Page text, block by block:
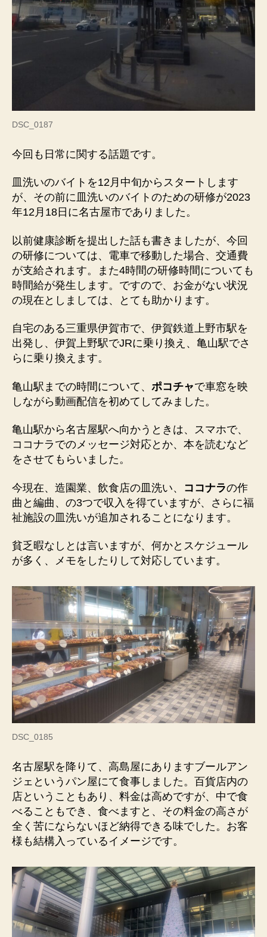
DSC_0187
今回も日常に関する話題です。
皿洗いのバイトを12月中旬からスタートします
が、その前に皿洗いのバイトのための研修が2023
年12月18日に名古屋市でありました。
以前健康診断を提出した話も書きましたが、今回
の研修については、電車で移動した場合、交通費
が支給されます。また4時間の研修時間についても
時間給が発生します。ですので、お金がない状況
の現在としましては、とても助かります。
自宅のある三重県伊賀市で、伊賀鉄道上野市駅を
出発し、伊賀上野駅でJRに乗り換え、亀山駅でさ
らに乗り換えます。
亀山駅までの時間について、 ポコチャで車窓を映
しながら動画配信を初めてしてみました。
亀山駅から名古屋駅へ向かうときは、スマホで、
ココナラでのメッセージ対応とか、本を読むなど
をさせてもらいました。
今現在、造園業、飲食店の皿洗い、 ココナラの作
曲と編曲、の3つで収入を得ていますが、さらに福
祉施設の皿洗いが追加されることになります。
貧乏暇なしとは言いますが、何かとスケジュール
が多く、メモをしたりして対応しています。
DSC_0185
名古屋駅を降りて、高島屋にありますブールアン
ジェというパン屋にて食事しました。百貨店内の
店ということもあり、料金は高めですが、中で食
べることもでき、食べますと、その料金の高さが
全く苦にならないほど納得できる味でした。お客
様も結構入っているイメージです。